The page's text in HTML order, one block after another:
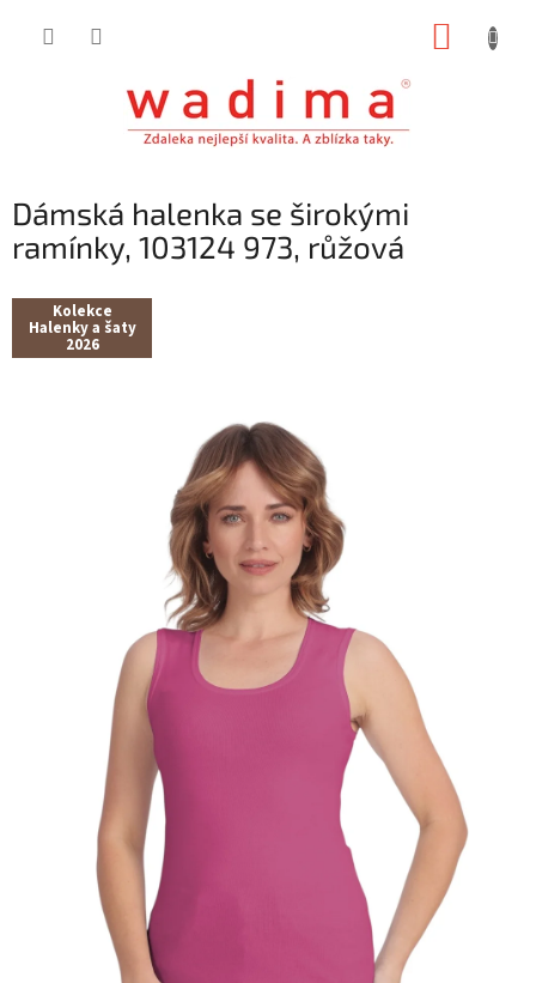
Dámská halenka se širokými
ramínky, 103124 973, růžová
Kolekce
Halenky a šaty
2026